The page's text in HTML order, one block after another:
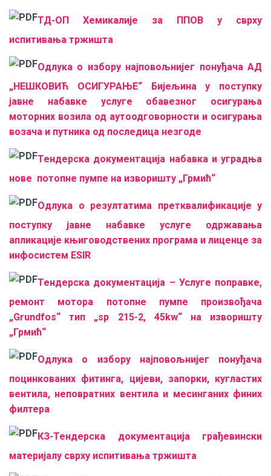
ТД-ОП Хемикалије за ППОВ у сврху
испитивања тржишта
Одлука о избору најповољнијег понуђача АД
„НЕШКОВИЋ ОСИГУРАЊЕ“ Бијељина у поступку
јавне набавке услуге обавезног осигурања
моторних возила од аутоодговорности и осигурања
возача и путника од последица незгоде
Тендерска документација набавка и уградња
нове потопне пумпе на изворишту „Грмић“
Одлука о резултатима претквалификације у
поступку јавне набавке услуге одржавања
апликације књиговодствених програма и лиценце за
инфосистем ESIR
Тендерска документација – Услуге поправке,
ремонт мотора потопне пумпе произвођача
„Grundfos“ тип „sp 215-2, 45kw“ на изворишту
„Грмић“
Одлука о избору најповољнијег понуђача
поцинкованих фитинга, цијеви, запорки, кугластих
вентила, неповратних вентила и месинганих финих
филтера
КЗ-Тендерска документација грађевински
материјалу сврху испитивања тржишта